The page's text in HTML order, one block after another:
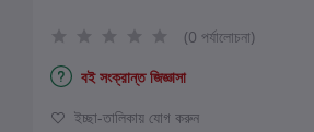
(0 পর্যালোচনা)
বই সংক্রান্ত জিজ্ঞাসা
ইচ্ছা-তালিকায় যোগ করুন